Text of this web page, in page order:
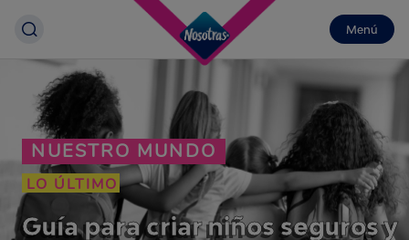
Menú
NUESTRO MUNDO
LO ÚLTIMO
Guía para criar niños seguros y